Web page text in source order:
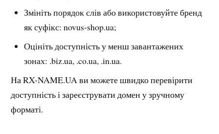
Змініть порядок слів або використовуйте бренд
як суфікс: novus-shop.ua;
Оцініть доступність у менш завантажених
зонах: .biz.ua, .co.ua, .in.ua.
На RX-NAME.UA ви можете швидко перевірити
доступність і зареєструвати домен у зручному
форматі.